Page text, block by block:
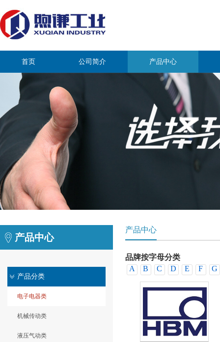
首页 公司简介 产品中心
产品中心
产品分类
电子电器类
机械传动类
液压气动类
产品中心
品牌按字母分类
A
B C D E F G